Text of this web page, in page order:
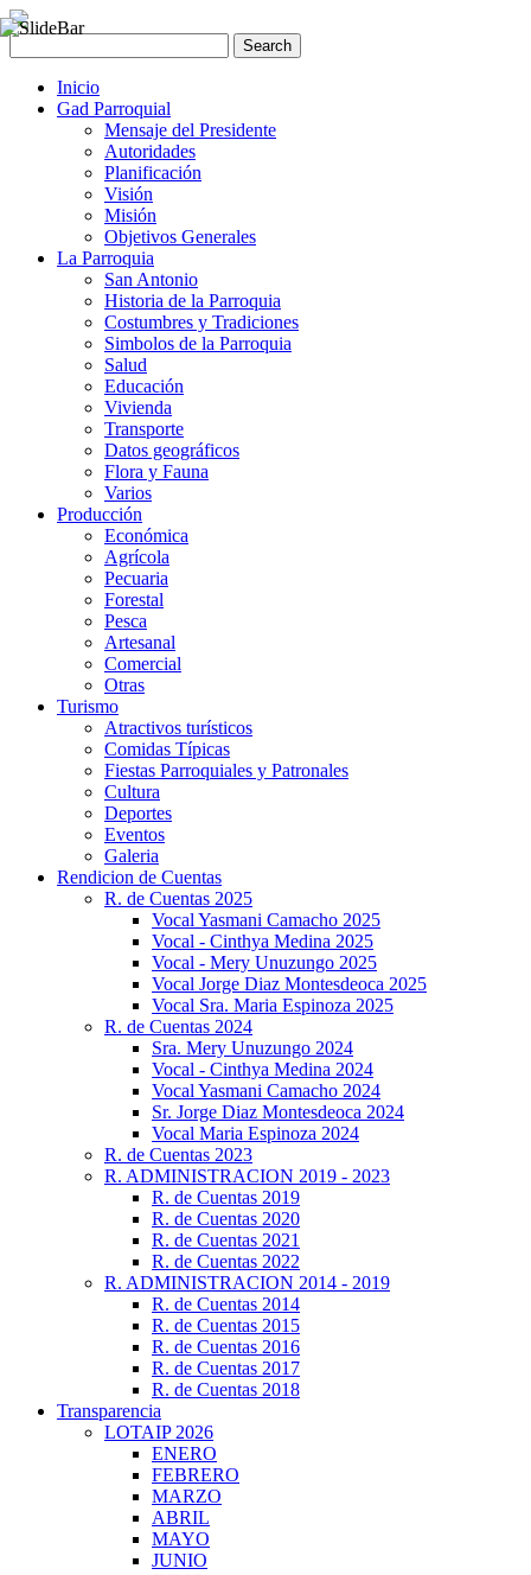
Inicio
Gad Parroquial
Mensaje del Presidente
Autoridades
Planificación
Visión
Misión
Objetivos Generales
La Parroquia
San Antonio
Historia de la Parroquia
Costumbres y Tradiciones
Simbolos de la Parroquia
Salud
Educación
Vivienda
Transporte
Datos geográficos
Flora y Fauna
Varios
Producción
Económica
Agrícola
Pecuaria
Forestal
Pesca
Artesanal
Comercial
Otras
Turismo
Atractivos turísticos
Comidas Típicas
Fiestas Parroquiales y Patronales
Cultura
Deportes
Eventos
Galeria
Rendicion de Cuentas
R. de Cuentas 2025
Vocal Yasmani Camacho 2025
Vocal - Cinthya Medina 2025
Vocal - Mery Unuzungo 2025
Vocal Jorge Diaz Montesdeoca 2025
Vocal Sra. Maria Espinoza 2025
R. de Cuentas 2024
Sra. Mery Unuzungo 2024
Vocal - Cinthya Medina 2024
Vocal Yasmani Camacho 2024
Sr. Jorge Diaz Montesdeoca 2024
Vocal Maria Espinoza 2024
R. de Cuentas 2023
R. ADMINISTRACION 2019 - 2023
R. de Cuentas 2019
R. de Cuentas 2020
R. de Cuentas 2021
R. de Cuentas 2022
R. ADMINISTRACION 2014 - 2019
R. de Cuentas 2014
R. de Cuentas 2015
R. de Cuentas 2016
R. de Cuentas 2017
R. de Cuentas 2018
Transparencia
LOTAIP 2026
ENERO
FEBRERO
MARZO
ABRIL
MAYO
JUNIO